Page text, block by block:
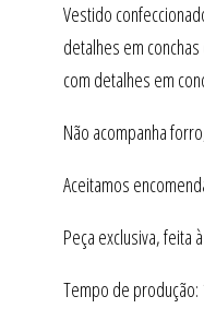
Vestido
detalhes em
com detalhes em
Não acompanha
Aceitamos
Peça exclusiva, feita
Tempo de produção: